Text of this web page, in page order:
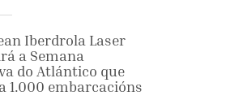
Iberdrola Laser
a Semana
do Atlántico que
1.000 embarcacións